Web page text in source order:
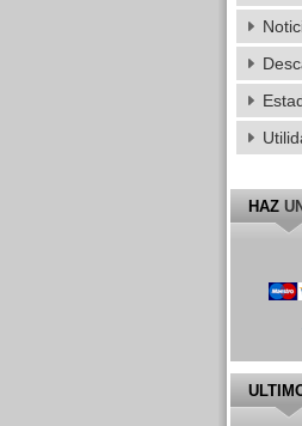
HAZ